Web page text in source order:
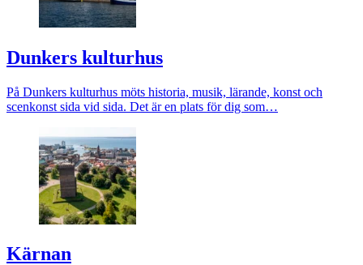
Dunkers kulturhus
På Dunkers kulturhus möts historia, musik, lärande, konst och
scenkonst sida vid sida. Det är en plats för dig som…
Kärnan